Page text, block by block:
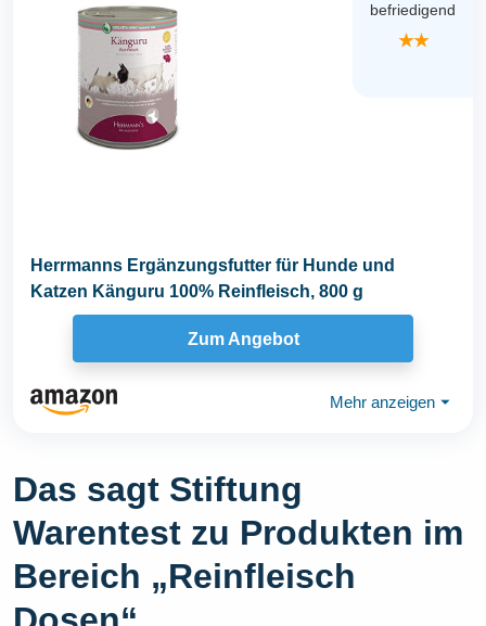
befriedigend
★★
Herrmanns Ergänzungsfutter für Hunde und
Katzen Känguru 100% Reinfleisch, 800 g
Zum Angebot
Mehr anzeigen ⏷
Das sagt Stiftung
Warentest zu Produkten im
Bereich „Reinfleisch